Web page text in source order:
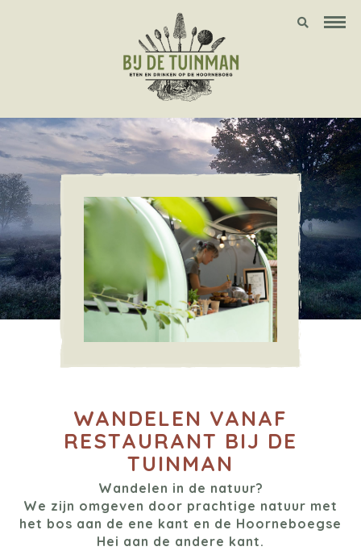
WANDELEN VANAF
RESTAURANT BIJ DE
TUINMAN
Wandelen in de natuur?
We zijn omgeven door prachtige natuur met
het bos aan de ene kant en de Hoorneboegse
Hei aan de andere kant.